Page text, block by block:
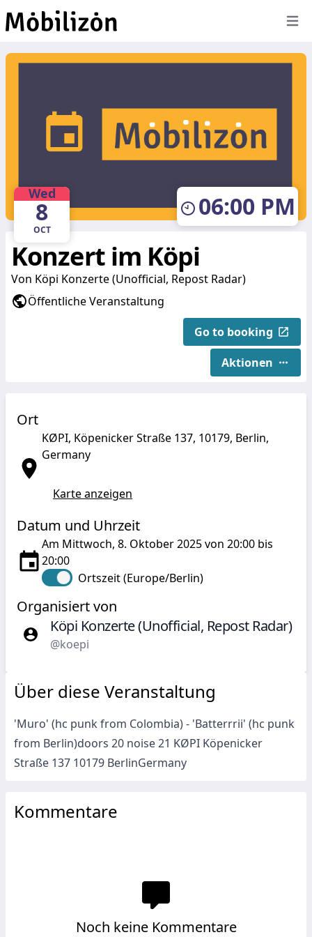
Wed
8
OCT
06:00 PM
Konzert im Köpi
Von Köpi Konzerte (Unofficial, Repost Radar)
Öffentliche Veranstaltung
Go to booking
Aktionen
Ort
KØPI, Köpenicker Straße 137, 10179, Berlin,
Germany
Karte anzeigen
Datum und Uhrzeit
Am Mittwoch, 8. Oktober 2025 von 20:00 bis
20:00
Ortszeit (Europe/Berlin)
Organisiert von
Köpi Konzerte (Unofficial, Repost Radar)
@koepi
Über diese Veranstaltung
'Muro' (hc punk from Colombia) - 'Batterrrii' (hc punk
from Berlin)doors 20 noise 21 KØPI Köpenicker
Straße 137 10179 BerlinGermany
Kommentare
Noch keine Kommentare